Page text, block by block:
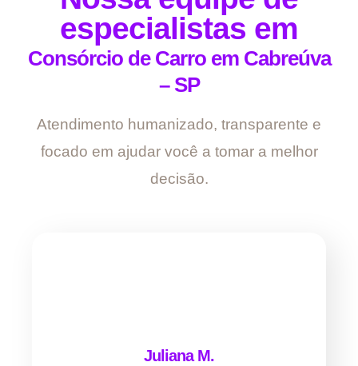
especialistas em
Consórcio de Carro em Cabreúva
– SP
Atendimento humanizado, transparente e
focado em ajudar você a tomar a melhor
decisão.
Juliana M.